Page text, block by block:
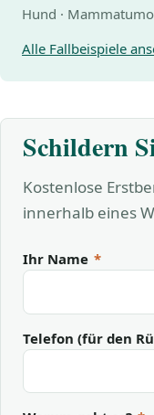
Hund ·
Alle Fallbeispiele
Schildern
Kostenlose
innerhalb eines
Ihr Name *
Telefon (für den